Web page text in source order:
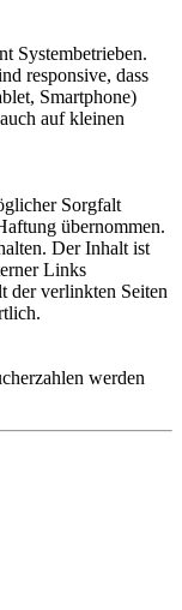
Systembetrieben.
responsive, dass
Smartphone)
auf kleinen
Sorgfalt
übernommen.
Der Inhalt ist
Links
der verlinkten Seiten
werden